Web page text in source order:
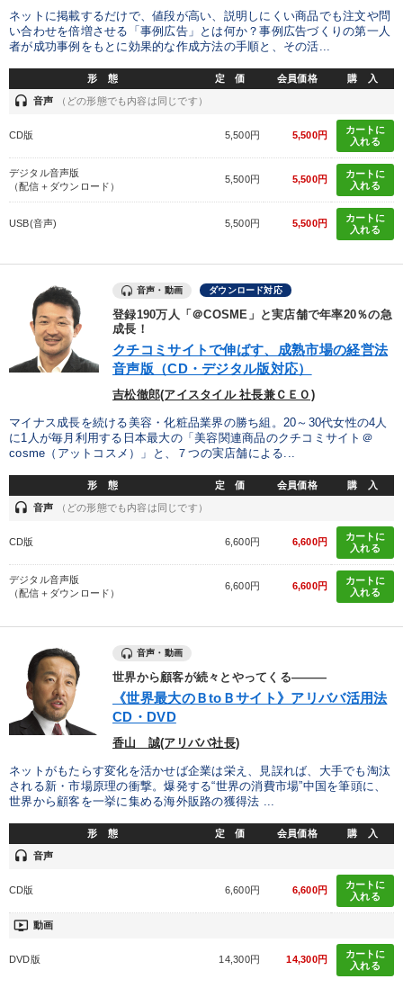
ネットに掲載するだけで、値段が高い、説明しにくい商品でも注文や問
い合わせを倍増させる「事例広告」とは何か？事例広告づくりの第一人
者が成功事例をもとに効果的な作成方法の手順と、その活...
形 態 定 価 会員価格 購 入
headset 音声 （どの形態でも内容は同じです）
CD版 5,500円 5,500円
カートに
入れる
デジタル音声版
（配信＋ダウンロード）
5,500円 5,500円
カートに
入れる
USB(音声) 5,500円 5,500円
カートに
入れる
音声・動画 ダウンロード対応
登録190万人「＠COSME」と実店舗で年率20％の急
成長！
クチコミサイトで伸ばす、成熟市場の経営法
音声版（CD・デジタル版対応）
吉松徹郎(アイスタイル 社長兼ＣＥＯ)
マイナス成長を続ける美容・化粧品業界の勝ち組。20～30代女性の4人
に1人が毎月利用する日本最大の「美容関連商品のクチコミサイト＠
cosme（アットコスメ）」と、７つの実店舗による...
形 態 定 価 会員価格 購 入
headset 音声 （どの形態でも内容は同じです）
CD版 6,600円 6,600円
カートに
入れる
デジタル音声版
（配信＋ダウンロード）
6,600円 6,600円
カートに
入れる
音声・動画
世界から顧客が続々とやってくる―――
《世界最大のＢtoＢサイト》アリババ活用法
CD・DVD
香山 誠(アリババ社長)
ネットがもたらす変化を活かせば企業は栄え、見誤れば、大手でも淘汰
される新・市場原理の衝撃。爆発する“世界の消費市場”中国を筆頭に、
世界から顧客を一挙に集める海外販路の獲得法 ...
形 態 定 価 会員価格 購 入
headset 音声
CD版 6,600円 6,600円
カートに
入れる
ondemand_video 動画
DVD版 14,300円 14,300円
カートに
入れる